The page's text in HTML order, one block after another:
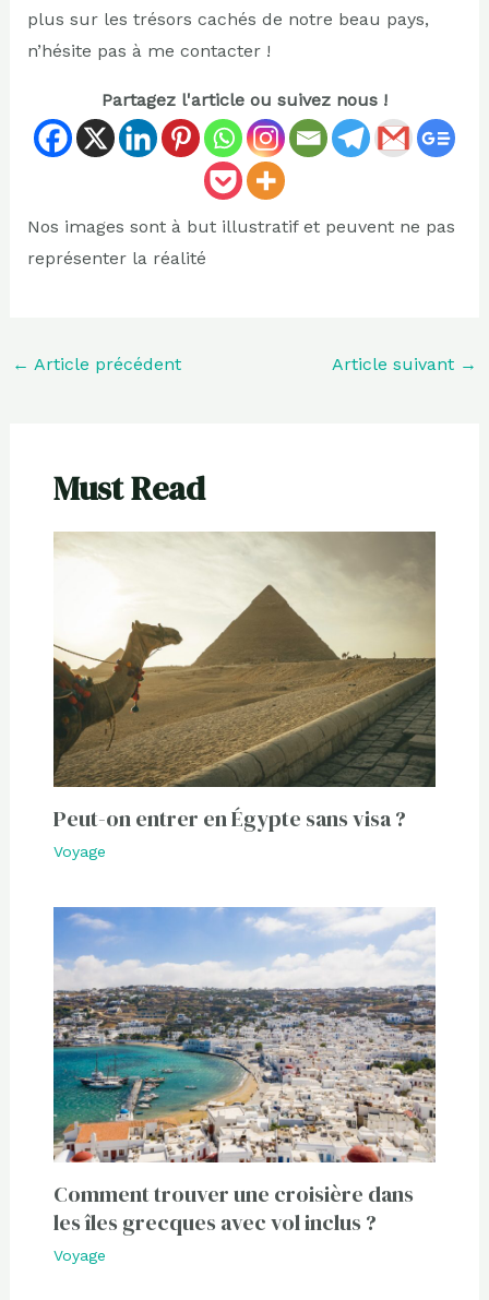
plus sur les trésors cachés de notre beau pays,
n’hésite pas à me contacter !
Partagez l'article ou suivez nous !
Nos images sont à but illustratif et peuvent ne pas
représenter la réalité
← Article précédent Article suivant →
Must Read
Peut-on entrer en Égypte sans visa ?
Voyage
Comment trouver une croisière dans
les îles grecques avec vol inclus ?
Voyage